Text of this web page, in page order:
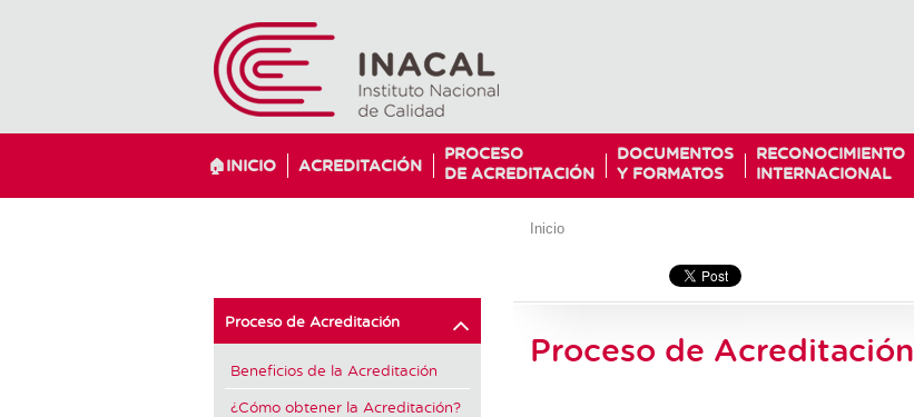
🏠INICIO ACREDITACIÓN
PROCESO
DE ACREDITACIÓN
DOCUMENTOS
Y FORMATOS
RECONOCIMIENTO
INTERNACIONAL
Proceso de Acreditación
Beneficios de la Acreditación
¿Cómo obtener la Acreditación?
Inicio
Proceso de Acreditación